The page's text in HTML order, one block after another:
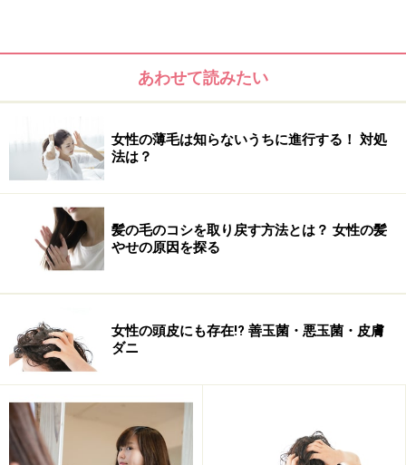
生活リズムや食生活を見直す
メンタル的な問題も……
そもそも、加齢臭って何？
加齢臭とは、皮脂から発生する臭いのことです。臭いの
主な原因は
ノネナールという体臭成分
。ノネナールは、
皮脂に含まれるヘキサデセン酸（脂肪酸の一種）が分解
あわせて読みたい
女性の薄毛は知らないうちに進行する！ 対処
法は？
髪の毛のコシを取り戻す方法とは？ 女性の髪
やせの原因を探る
女性の頭皮にも存在!? 善玉菌・悪玉菌・皮膚
ダニ